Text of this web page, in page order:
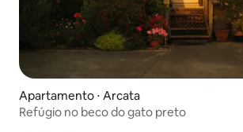
Apartamento ⋅ Arcata
Refúgio no beco do gato preto